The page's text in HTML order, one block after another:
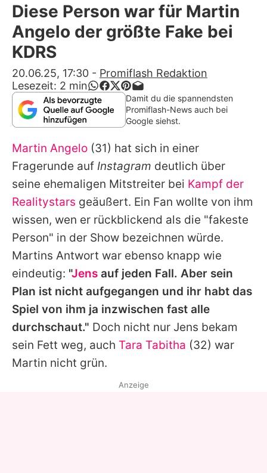
Alle Themen auf Promiflash
App runterladen
Team
Redaktionelle Richtlinien
Impressum
Datenschutzerklärung
Nutzungsbedingungen
Utiq verwalten
Diese Person war für Martin
Angelo der größte Fake bei
KDRS
20.06.25, 17:30 - Promiflash Redaktion
Lesezeit: 2 min
Damit du die spannendsten
Promiflash-News auch bei
Google siehst.
Martin Angelo (31) hat sich in einer
Fragerunde auf Instagram deutlich über
seine ehemaligen Mitstreiter bei Kampf der
Realitystars geäußert. Ein Fan wollte von ihm
wissen, wen er rückblickend als die "fakeste
Person" in der Show bezeichnen würde.
Martins Antwort war ebenso knapp wie
eindeutig: "Jens auf jeden Fall. Aber sein
Plan ist nicht aufgegangen und ihr habt das
Spiel von ihm ja inzwischen fast alle
durchschaut." Doch nicht nur Jens bekam
sein Fett weg, auch Tara Tabitha (32) war
Martin nicht grün.
Anzeige